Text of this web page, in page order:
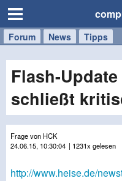
Forum News Tipps
Handy
Tablet
Windows
Mac
Flash-
schließt
Frage von HCK
24.06.15, 10:30:04 | 1231x gelesen
http://www.heise.de/